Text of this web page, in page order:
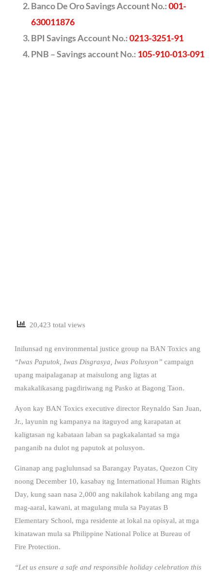
Banco De Oro Savings Account No.:001-
630011876
BPI Savings Account No.:0213-3251-91
PNB – Savings account No.: 105-910-013-091
20,423 total views
Inilunsad ng environmental justice group na BAN Toxics ang
“Iwas Paputok, Iwas Disgrasya, Iwas Polusyon” campaign
upang maipalaganap at maisulong ang ligtas at
makakalikasang pagdiriwang ng Pasko at Bagong Taon.
Ayon kay BAN Toxics executive director Reynaldo San Juan,
Jr., layunin ng kampanya na itaguyod ang karapatan at
kaligtasan ng kabataan laban sa pagkakalantad sa mga
panganib na dulot ng paputok at polusyon.
Ginanap ang paglulunsad sa Barangay Payatas, Quezon City
noong December 10, kasabay ng International Human Rights
Day, kung saan nasa 2,000 ang nakilahok kabilang ang mga
mag-aaral, kawani, at magulang mula sa Payatas B
Elementary School, mga residente at lokal na opisyal, at mga
kinatawan mula sa Philippine National Police at Bureau of
Fire Protection.
“Let us ensure a safe and responsible holiday celebration this